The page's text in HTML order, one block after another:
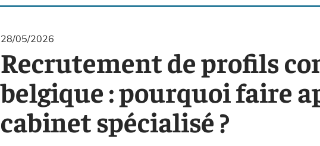
28/05/2026
Recrutement de profils
belgique : pourquoi faire
cabinet spécialisé ?